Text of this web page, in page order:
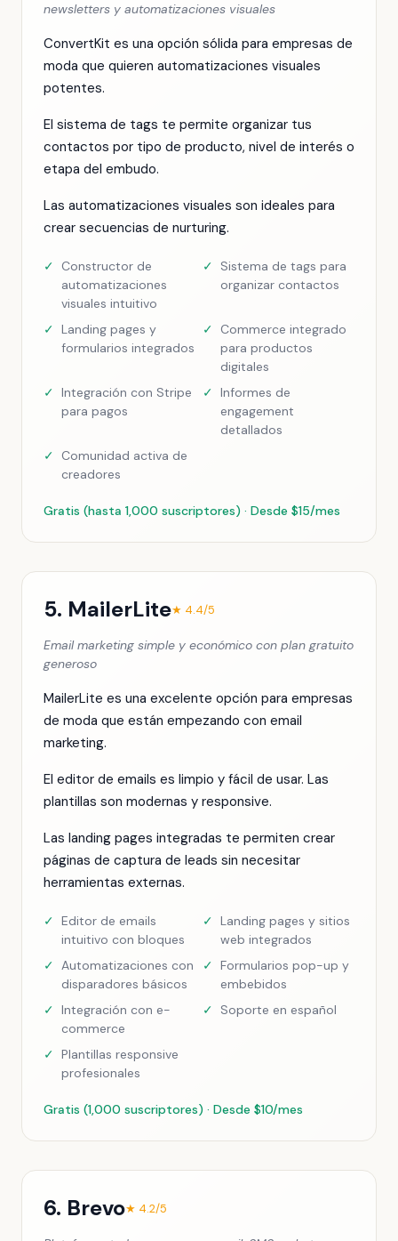
newsletters y automatizaciones visuales
ConvertKit es una opción sólida para empresas de
moda que quieren automatizaciones visuales
potentes.
El sistema de tags te permite organizar tus
contactos por tipo de producto, nivel de interés o
etapa del embudo.
Las automatizaciones visuales son ideales para
crear secuencias de nurturing.
✓
Constructor de
automatizaciones
visuales intuitivo
✓
Sistema de tags para
organizar contactos
✓ Landing pages y
formularios integrados
✓
Commerce integrado
para productos
digitales
✓ Integración con Stripe
para pagos
✓ Informes de
engagement
detallados
✓
Comunidad activa de
creadores
Gratis (hasta 1,000 suscriptores) · Desde $15/mes
5. MailerLite★ 4.4/5
Email marketing simple y económico con plan gratuito
generoso
MailerLite es una excelente opción para empresas
de moda que están empezando con email
marketing.
El editor de emails es limpio y fácil de usar. Las
plantillas son modernas y responsive.
Las landing pages integradas te permiten crear
páginas de captura de leads sin necesitar
herramientas externas.
✓ Editor de emails
intuitivo con bloques
✓ Landing pages y sitios
web integrados
✓ Automatizaciones con
disparadores básicos
✓ Formularios pop-up y
embebidos
✓ Integración con e-
commerce
✓ Soporte en español
✓ Plantillas responsive
profesionales
Gratis (1,000 suscriptores) · Desde $10/mes
6. Brevo★ 4.2/5